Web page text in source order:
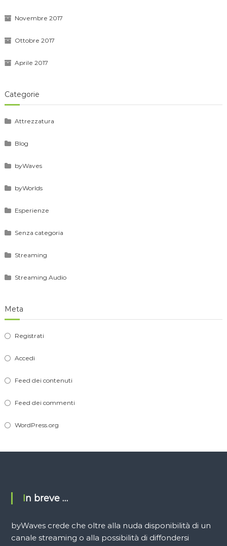
Novembre 2017
Ottobre 2017
Aprile 2017
Categorie
Attrezzatura
Blog
byWaves
byWorlds
Esperienze
Senza categoria
Streaming
Streaming Audio
Meta
Registrati
Accedi
Feed dei contenuti
Feed dei commenti
WordPress.org
In breve …
byWaves crede che oltre alla nuda disponibilità di un
canale streaming o alla possibilità di diffondersi